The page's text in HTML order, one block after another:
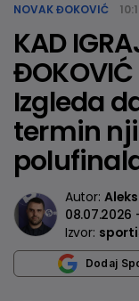
NOVAK ĐOKOVIĆ
KAD
ĐOKOVIĆ
Izgleda
termin
Autor:
08.07.2026
Izvor:
Dodaj